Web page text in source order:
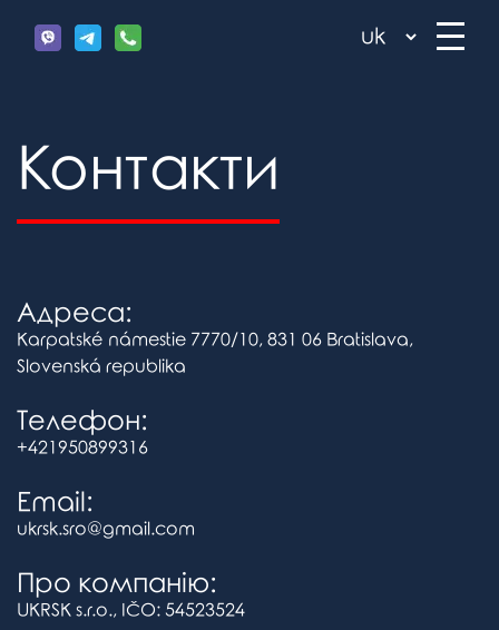
Контакти
Адреса:
Karpatské námestie 7770/10, 831 06 Bratislava,
Slovenská republika
Телефон:
+421950899316
Email:
ukrsk.sro@gmail.com
Про компанію:
UKRSK s.r.o., IČO: 54523524